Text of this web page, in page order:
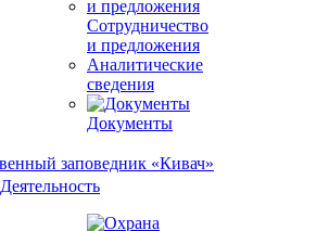
Сотрудничество
и предложения
Аналитические
сведения
Документы
Деятельность